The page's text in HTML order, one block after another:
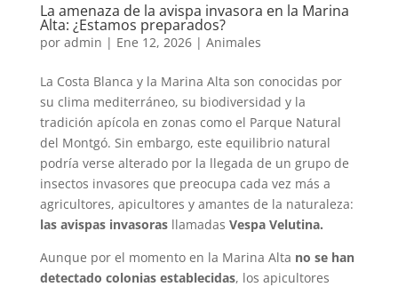
La amenaza de la avispa invasora en la Marina
Alta: ¿Estamos preparados?
por admin | Ene 12, 2026| Animales
La Costa Blanca y la Marina Alta son conocidas por
su clima mediterráneo, su biodiversidad y la
tradición apícola en zonas como el Parque Natural
del Montgó. Sin embargo, este equilibrio natural
podría verse alterado por la llegada de un grupo de
insectos invasores que preocupa cada vez más a
agricultores, apicultores y amantes de la naturaleza:
las avispas invasorasllamadas Vespa Velutina.
Aunque por el momento en la Marina Alta no se han
detectado colonias establecidas, los apicultores